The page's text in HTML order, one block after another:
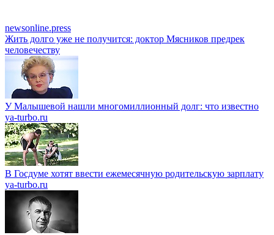
newsonline.press
Жить долго уже не получится: доктор Мясников предрек
человечеству
У Малышевой нашли многомиллионный долг: что известно
ya-turbo.ru
В Госдуме хотят ввести ежемесячную родительскую зарплату
ya-turbo.ru